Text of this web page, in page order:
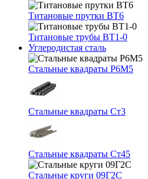
Титановые прутки ВТ6
Титановые трубы ВТ1-0
Углеродистая сталь
Стальные квадраты Р6М5
Стальные квадраты Ст3
Стальные квадраты Ст45
Стальные круги 09Г2С